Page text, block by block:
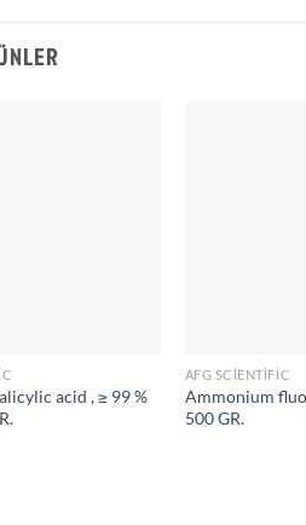
acid , ≥ 99 %
AFG SCIENTIFIC
Ammonium
500 GR.